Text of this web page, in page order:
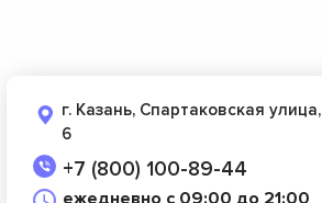
г. Казань, Спартаковская улица,
6
+7 (800) 100-89-44
ежедневно с 09:00 до 21:00